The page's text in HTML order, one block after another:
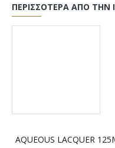
ΠΕΡΙΣΣΌΤΕΡΑ ΑΠΌ ΤΗΝ
AQUEOUS LACQUER